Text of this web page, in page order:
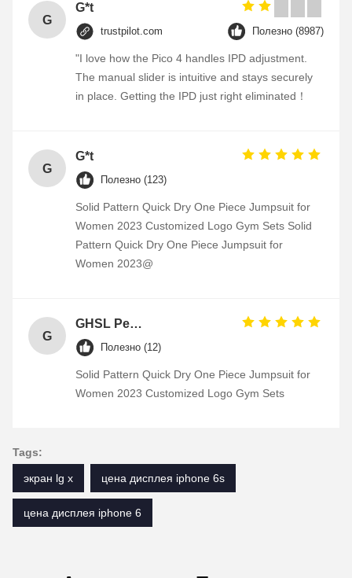
G
G*t
trustpilot.com Полезно (8987)
"I love how the Pico 4 handles IPD adjustment.
The manual slider is intuitive and stays securely
in place. Getting the IPD just right eliminated！
G
G*t
Полезно (123)
Solid Pattern Quick Dry One Piece Jumpsuit for
Women 2023 Customized Logo Gym Sets Solid
Pattern Quick Dry One Piece Jumpsuit for
Women 2023@
G
GHSL Personalized Heart Shaped Souvenir Metal Badge Custom Enamel Pin Combined transport
Полезно (12)
Solid Pattern Quick Dry One Piece Jumpsuit for
Women 2023 Customized Logo Gym Sets
Tags:
экран lg x цена дисплея iphone 6s
цена дисплея iphone 6